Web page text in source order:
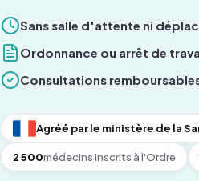
Sans salle d'attente ni
Ordonnance ou arrêt de
Consultations
Agréé par le ministère de la
2 500médecins inscrits à l'Ordre